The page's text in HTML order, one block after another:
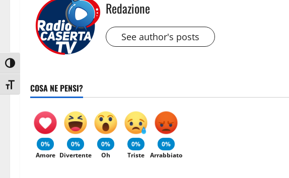
Attiva/disattiva alto contrasto
Attiva/disattiva dimensione testo
Redazione
See author's posts
COSA NE PENSI?
0%
Amore
0%
Divertente
0%
Oh
0%
Triste
0%
Arrabbiato